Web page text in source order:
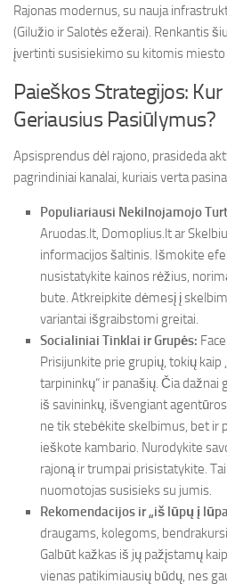
Rajonas modernus, su nauja
(Gilužio ir Salotės ežerai). Renkantis
įvertinti susisiekimo su kitomis
Paieškos Strategijos:
Geriausius Pasiūlymus?
Apsisprendus dėl rajono, prasideda
pagrindiniai kanalai, kuriais verta
Populiariausi Nekilnojamojo
Aruodas.lt, Domoplius.lt ar
informacijos šaltinis. Išmokite
nusistatykite kainos rėžius,
bute. Atkreipkite dėmesį į
variantai išgraibstomi greitai.
Socialiniai Tinklai ir Grupės:
Prisijunkite prie grupių, tokių kaip
tarpininkų“ ir panašių. Čia dažnai
iš savininkų, išvengiant
ne tik stebėkite skelbimus, bet ir
ieškote kambario. Nurodykite
rajoną ir trumpai prisistatykite.
nuomotojas susisieks su jumis.
Rekomendacijos ir „iš lūpų į
draugams, kolegoms,
Galbūt kažkas iš jų pažįstamų
vienas patikimiausių būdų, nes